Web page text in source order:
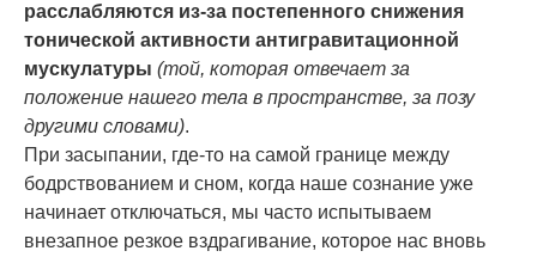
расслабляются из-за постепенного снижения
тонической активности антигравитационной
мускулатуры (той, которая отвечает за
положение нашего тела в пространстве, за позу
другими словами).
При засыпании, где-то на самой границе между
бодрствованием и сном, когда наше сознание уже
начинает отключаться, мы часто испытываем
внезапное резкое вздрагивание, которое нас вновь